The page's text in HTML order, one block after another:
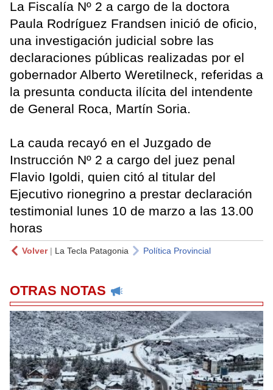
La Fiscalía Nº 2 a cargo de la doctora
Paula Rodríguez Frandsen inició de oficio,
una investigación judicial sobre las
declaraciones públicas realizadas por el
gobernador Alberto Weretilneck, referidas a
la presunta conducta ilícita del intendente
de General Roca, Martín Soria.
La cauda recayó en el Juzgado de
Instrucción Nº 2 a cargo del juez penal
Flavio Igoldi, quien citó al titular del
Ejecutivo rionegrino a prestar declaración
testimonial lunes 10 de marzo a las 13.00
horas
Volver| La Tecla Patagonia Política Provincial
OTRAS NOTAS